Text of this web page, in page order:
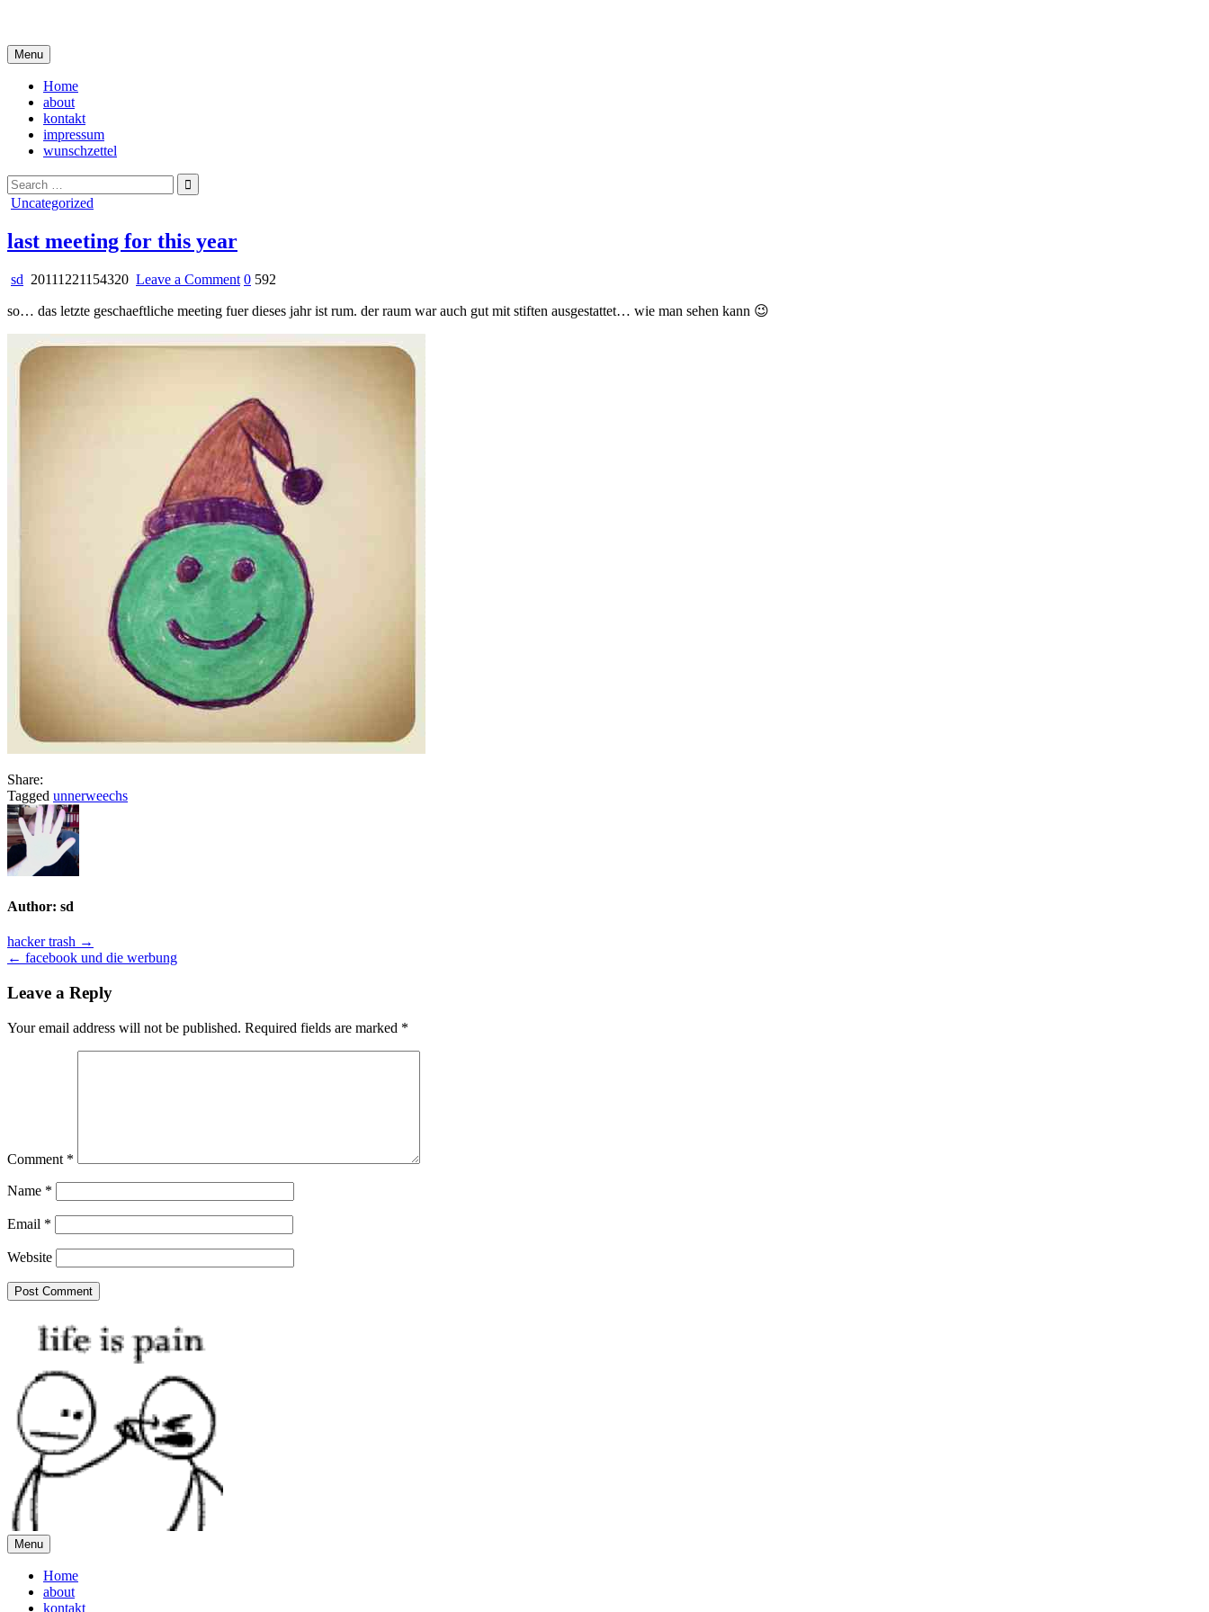
content
Menu
Home
about
kontakt
impressum
wunschzettel
Search
for:
Posted
Uncategorized
last meeting for this year
sd 20111221154320 Leave a Commenton
meeting
this
0 592
so… das letzte geschaeftliche meeting fuer dieses jahr ist rum. der raum war auch gut mit stiften ausgestattet… wie man sehen kann 😉
Share:
Tagged unnerweechs
Author: sd
Post
navigation
hacker trash →
← facebook und die werbung
Leave a Reply
Your email address will not be published. Required fields are marked *
Comment *
Name *
Email *
Website
Menu
Home
about
kontakt